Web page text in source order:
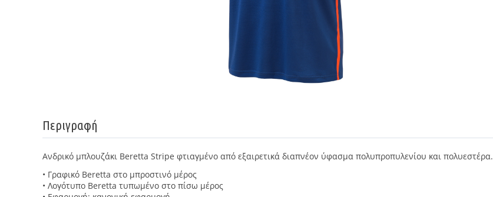
Περιγραφή
Ανδρικό μπλουζάκι Beretta Stripe φτιαγμένο από εξαιρετικά διαπνέον ύφασμα πολυπροπυλενίου και πολυεστέρα.
• Γραφικό Beretta στο μπροστινό μέρος
• Λογότυπο Beretta τυπωμένο στο πίσω μέρος